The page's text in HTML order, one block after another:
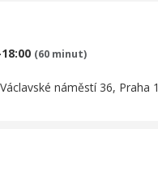
(60 minut)
Václavské náměstí 36, Praha 1